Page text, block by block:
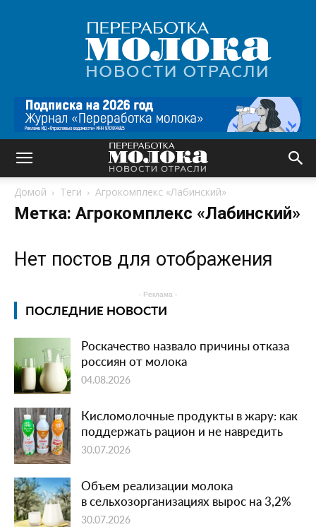
Переработка
молока
|
Новости
Домой Теги Агрокомплекс «Лабинский»
Метка: Агрокомплекс «Лабинский»
Нет постов для отображения
- Реклама -
ПОСЛЕДНИЕ НОВОСТИ
Роскачество назвало причины отказа
россиян от молока
04.08.2026
Кисломолочные продукты в жару: как
поддержать рацион и не навредить
30.07.2026
Объем реализации молока
в сельхозорганизациях вырос на 3,2%
30.07.2026